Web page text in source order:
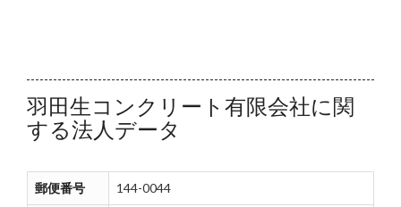
羽田生コンクリート有限会社に関
する法人データ
郵便番号 144-0044